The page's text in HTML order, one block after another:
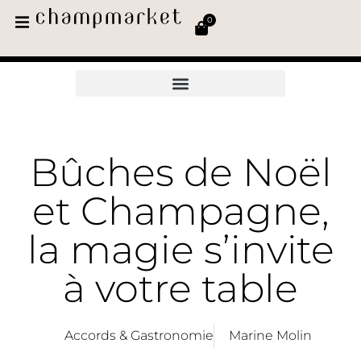
0
Bûches de Noël
et Champagne,
la magie s’invite
à votre table
Accords & Gastronomie Marine Molin